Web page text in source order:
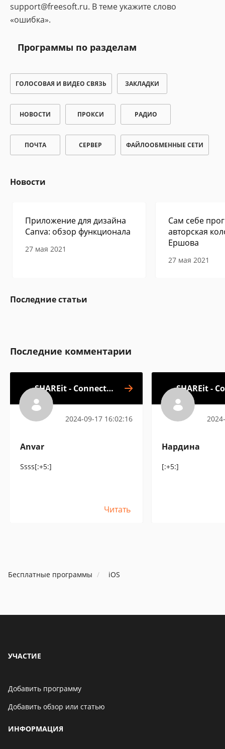
support@freesoft.ru. В теме укажите слово
«ошибка».
Программы по разделам
ГОЛОСОВАЯ И ВИДЕО СВЯЗЬ ЗАКЛАДКИ
НОВОСТИ ПРОКСИ РАДИО
ПОЧТА СЕРВЕР ФАЙЛООБМЕННЫЕ СЕТИ
Новости
Приложение для дизайна
Canva: обзор функционала
27 мая 2021
Сам себе
авторская
Ершова
27 мая 2021
Последние статьи
Последние комментарии
SHAREit - Connect &
2024-09-17 16:02:16
Anvar
Ssss[:+5:]
Читать
SHAREit -
Нардина
[:+5:]
Бесплатные программы iOS
УЧАСТИЕ
Добавить программу
Добавить обзор или статью
ИНФОРМАЦИЯ